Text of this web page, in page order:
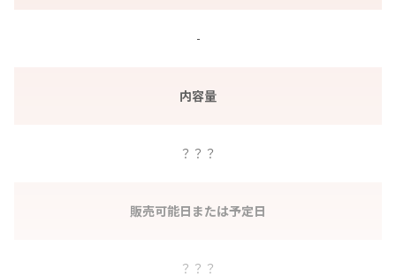
-
内容量
？？？
販売可能日または予定日
？？？